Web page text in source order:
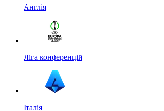
Англія
Ліга конференцій
Італія